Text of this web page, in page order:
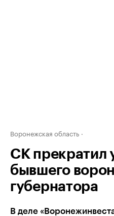
Воронежская область
СК прекратил
бывшего
губернатора
В деле